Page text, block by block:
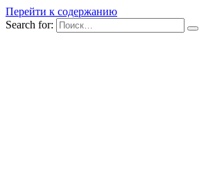
Перейти к содержанию
Search for: